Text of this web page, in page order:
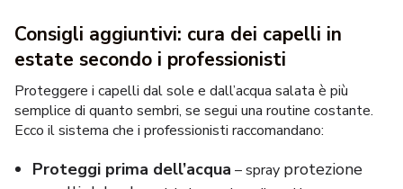
Consigli aggiuntivi: cura dei capelli in
estate secondo i professionisti
Proteggere i capelli dal sole e dall’acqua salata è più
semplice di quanto sembri, se segui una routine costante.
Ecco il sistema che i professionisti raccomandano:
Proteggi prima dell’acqua – spray protezione